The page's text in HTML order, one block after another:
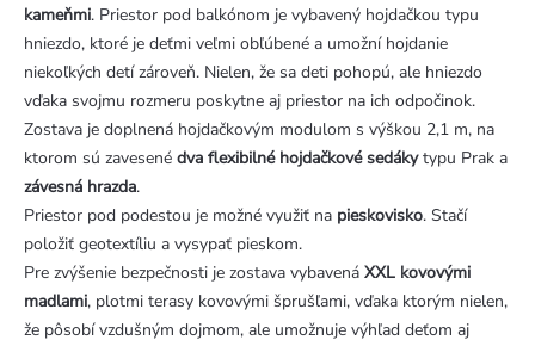
kameňmi. Priestor pod balkónom je vybavený hojdačkou typu
hniezdo, ktoré je deťmi veľmi obľúbené a umožní hojdanie
niekoľkých detí zároveň. Nielen, že sa deti pohopú, ale hniezdo
vďaka svojmu rozmeru poskytne aj priestor na ich odpočinok.
Zostava je doplnená hojdačkovým modulom s výškou 2,1 m, na
ktorom sú zavesené dva flexibilné hojdačkové sedákytypu Prak a
závesná hrazda.
Priestor pod podestou je možné využiť na pieskovisko. Stačí
položiť geotextíliu a vysypať pieskom.
Pre zvýšenie bezpečnosti je zostava vybavená XXL kovovými
madlami, plotmi terasy kovovými šprušľami, vďaka ktorým nielen,
že pôsobí vzdušným dojmom, ale umožnuje výhľad deťom aj